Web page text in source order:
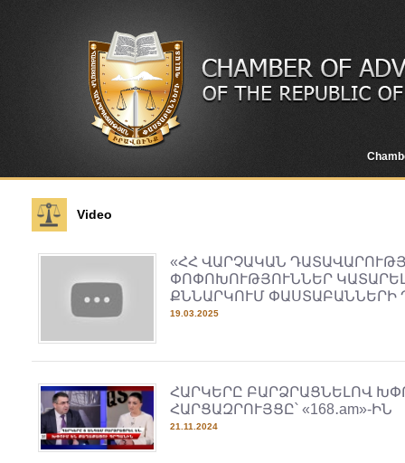
Video
«ՀՀ ՎԱՐՉԱԿԱՆ
ՓՈՓՈԽՈՒԹՅՈՒՆՆԵՐ
ՔՆՆԱՐԿՈՒՄ ՓԱՍՏԱԲԱՆՆԵՐԻ
19.03.2025
ՀԱՐԿԵՐԸ ԲԱՐՁՐԱՑՆԵԼՈՎ
ՀԱՐՑԱԶՐՈՒՅՑԸ՝ «168․am»-ԻՆ
21.11.2024